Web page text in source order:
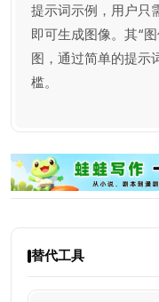
提示词示例，用户只
即可生成图像。其“
图，通过简单的提示
槛。
替代工具